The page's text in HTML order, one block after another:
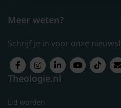
Meer weten?
Schrijf je in voor onze
Theologie.nl
Lid worden